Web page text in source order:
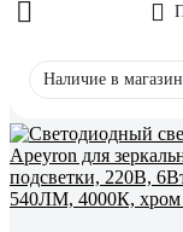
Наличие в